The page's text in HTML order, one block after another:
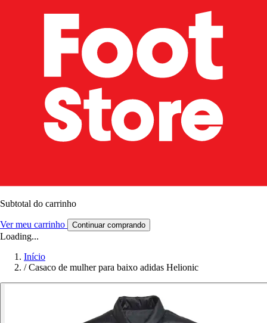
Subtotal do carrinho
Ver meu carrinho Continuar comprando
Loading...
Início
/ Casaco de mulher para baixo adidas Helionic